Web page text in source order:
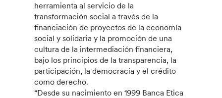
herramienta al servicio de la
transformación social a través de la
financiación de proyectos de la economía
social y solidaria y la promoción de una
cultura de la intermediación financiera,
bajo los principios de la transparencia, la
participación, la democracia y el crédito
como derecho.
“Desde su nacimiento en 1999 Banca Etica